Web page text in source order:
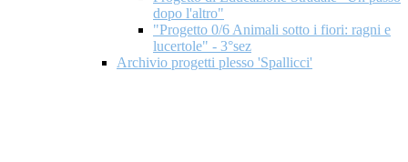
dopo l'altro"
"Progetto 0/6 Animali sotto i fiori: ragni e
lucertole" - 3°sez
Archivio progetti plesso 'Spallicci'